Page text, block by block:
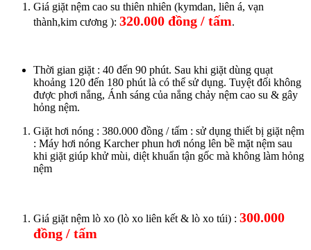
Giá giặt nệm cao su thiên nhiên (kymdan, liên á, vạn
thành,kim cương ): 320.000 đồng / tấm.
Thời gian giặt : 40 đến 90 phút. Sau khi giặt dùng quạt
khoảng 120 đến 180 phút là có thể sử dụng. Tuyệt đối không
được phơi nắng, Ánh sáng của nắng chảy nệm cao su & gây
hỏng nệm.
Giặt hơi nóng : 380.000 đồng / tấm : sử dụng thiết bị giặt nệm
: Máy hơi nóng Karcher phun hơi nóng lên bề mặt nệm sau
khi giặt giúp khử mùi, diệt khuẩn tận gốc mà không làm hỏng
nệm
Giá giặt nệm lò xo (lò xo liên kết & lò xo túi) : 300.000
đồng / tấm